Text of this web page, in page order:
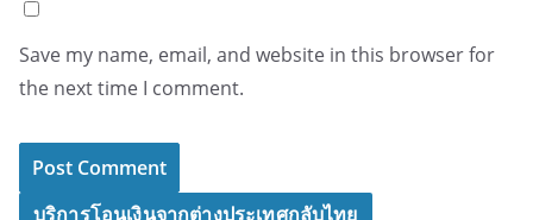
Save my name, email, and website in this browser for
the next time I comment.
บริการโอนเงินจากต่างประเทศกลับไทย